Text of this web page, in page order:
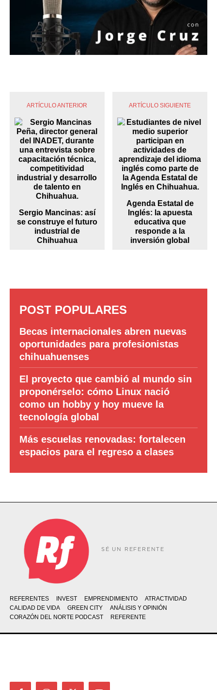
ARTÍCULO ANTERIOR
Sergio Mancinas: así
se construye el futuro
industrial de
Chihuahua
ARTÍCULO SIGUIENTE
Agenda Estatal de
Inglés: la apuesta
educativa que
responde a la
inversión global
POST POPULARES
Becas internacionales abren nuevas
oportunidades para profesionistas
chihuahuenses
El proyecto que cambió al mundo sin
proponérselo: cómo Linux nació
como un hobby y hoy mueve la
tecnología global
Más escuelas renovadas: fortalecen
espacios para el regreso a clases
SÉ UN REFERENTE
REFERENTES INVEST EMPRENDIMIENTO
ATRACTIVIDAD
CALIDAD DE VIDA
GREEN CITY
ANÁLISIS Y OPINIÓN
CORAZÓN DEL NORTE PODCAST
REFERENTE